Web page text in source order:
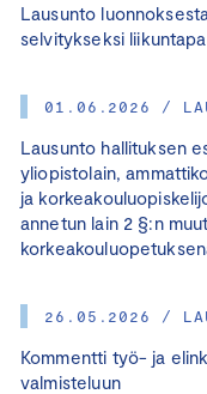
Lausunto
selvitykseksi
01.06.2026 /
Lausunto hallituksen
yliopistolain,
ja
annetun lain 2 §:n
26.05.2026 /
Kommentti työ- ja
valmisteluun